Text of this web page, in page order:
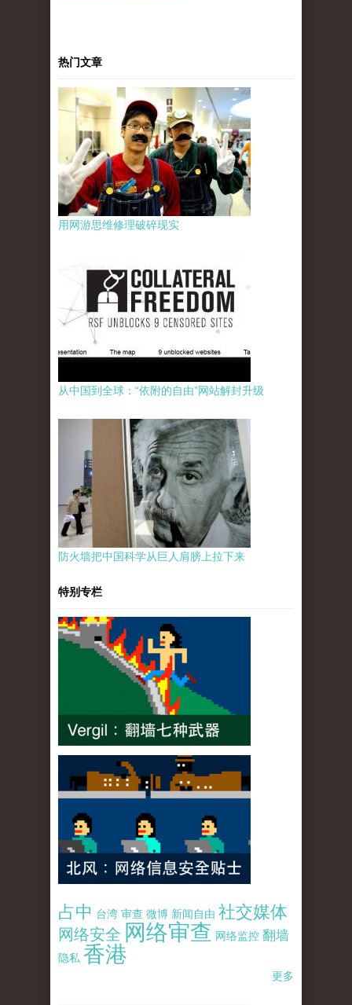
热门文章
用网游思维修理破碎现实
从中国到全球：“依附的自由”网站解封升级
防火墙把中国科学从巨人肩膀上拉下来
特别专栏
占中 台湾 审查 微博 新闻自由 社交媒体
网络安全 网络审查 网络监控 翻墙
隐私 香港
更多